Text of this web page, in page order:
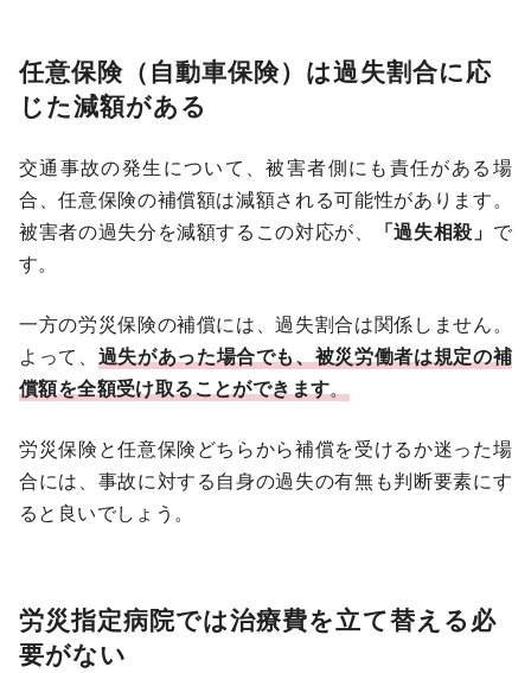
任意保険（自動車保険）は過失割合に応
じた減額がある
交通事故の発生について、被害者側にも責任がある場
合、任意保険の補償額は減額される可能性があります。
被害者の過失分を減額するこの対応が、
「過失相殺」 で
す。
一方の労災保険の補償には、過失割合は関係しません。
よって、 過失があった場合でも、被災労働者は規定の補
償額を全額受け取ることができます。
労災保険と任意保険どちらから補償を受けるか迷った場
合には、事故に対する自身の過失の有無も判断要素にす
ると良いでしょう。
労災指定病院では治療費を立て替える必
要がない